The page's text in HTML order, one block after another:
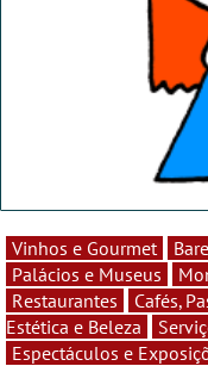
Vinhos e Gourmet
Palácios e Museus
Restaurantes
Cafés,
Estética e Beleza
Espectáculos e